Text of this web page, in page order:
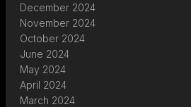
December 2024
November 2024
October 2024
June 2024
May 2024
April 2024
March 2024